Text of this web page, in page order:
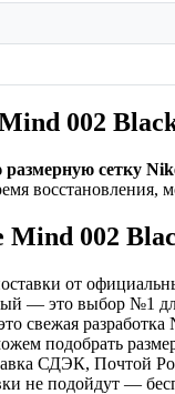
002
размерную сетку
002
от
— это выбор №1 для
свежая
подобрать
СДЭК, Почтой
не подойдут —